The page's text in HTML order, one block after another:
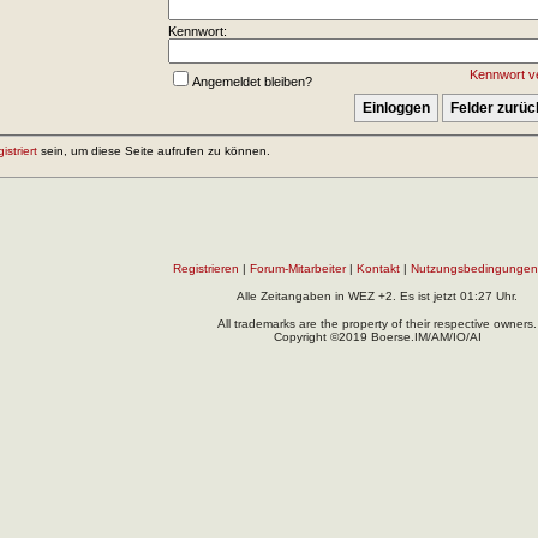
Kennwort:
Kennwort
Angemeldet bleiben?
sein, um diese Seite aufrufen zu können.
Registrieren Forum-Mitarbeiter| Kontakt Nutzungsbedingungen
Alle Zeitangaben in WEZ +2. Es ist jetzt 01:27 Uhr.
All trademarks are the property of their respective owners.
Copyright ©2019 Boerse.IM/AM/IO/AI